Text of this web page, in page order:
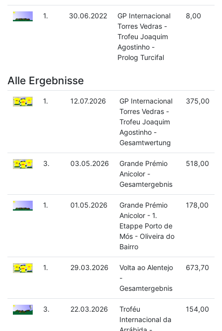
1. 30.06.2022
GP Internacional
Torres Vedras -
Trofeu Joaquim
Agostinho -
Prolog Turcifal
8,00
Alle Ergebnisse
1. 12.07.2026
GP Internacional
Torres Vedras -
Trofeu Joaquim
Agostinho -
Gesamtwertung
375,00
3. 03.05.2026
Grande Prémio
Anicolor -
Gesamtergebnis
518,00
1. 01.05.2026
Grande Prémio
Anicolor - 1.
Etappe Porto de
Mós - Oliveira do
Bairro
178,00
1. 29.03.2026
Volta ao Alentejo
-
Gesamtergebnis
673,70
3. 22.03.2026
Troféu
Internacional da
154,00